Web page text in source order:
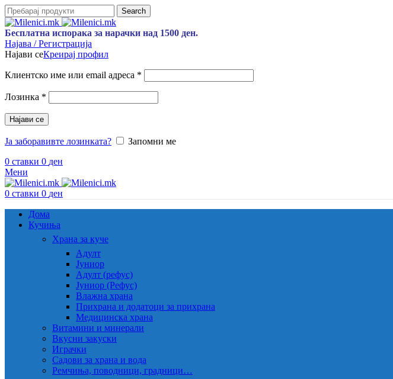
Search
Бесплатна испорака за нарачки над 1500 ден.
Најава / Регистрација
Најави сеКреирај профил
Клиентско име или email адреса *
Лозинка *
Најави се
Ја заборавивте лозинката?
Запомни ме
0 ставки 0 ден
Мени
0 ставки 0 ден
Дома
Кучиња
Храна за куче
Адулт
Јуниор
Адулт (рефус)
Јуниор (Рефус)
Влажна храна
Прихрана и додатоци за прихрана
Медицинска храна
Витамини и минерали
Вкусни закуски
Играчки
Садови за храна и вода
Ремчиња, поводници, градници…